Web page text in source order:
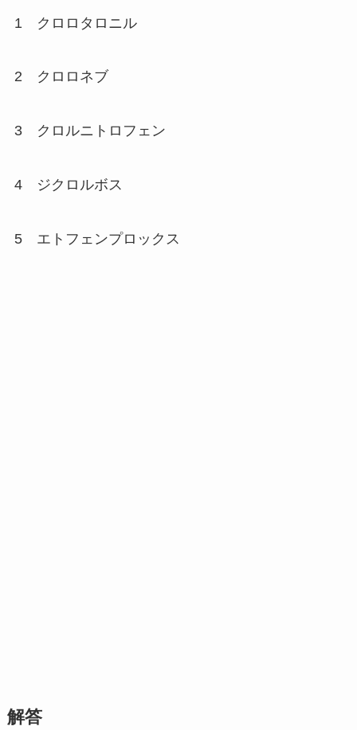
1 クロロタロニル
2 クロロネブ
3 クロルニトロフェン
4 ジクロルボス
5 エトフェンプロックス
解答